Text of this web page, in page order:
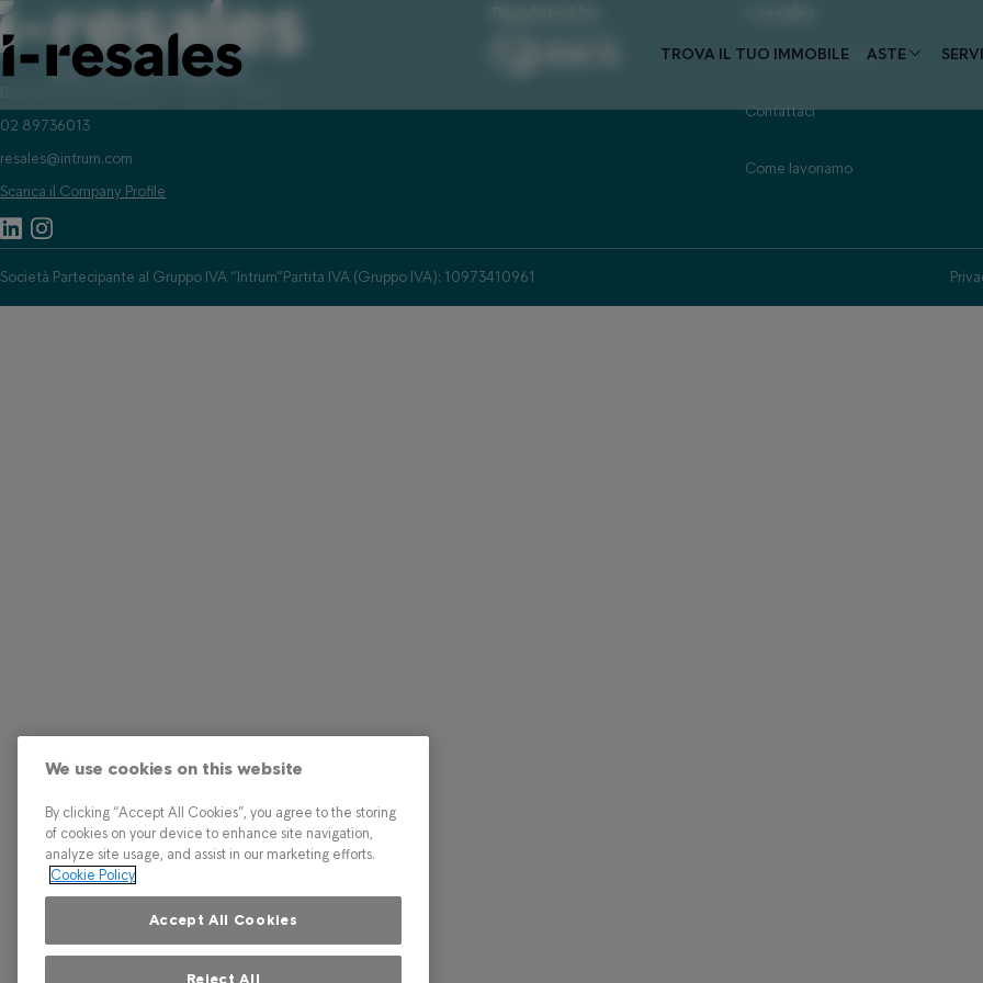
TROVA IL TUO IMMOBILE ASTE
02 89736013
resales@intrum.com
Scarica il Company Profile
Trova il tuo immobile
Contattaci
Come lavoriamo
Società Partecipante al Gruppo IVA “Intrum”Partita IVA (Gruppo IVA): 10973410961
We use cookies on this website
By clicking “Accept All Cookies”, you agree to the storing
of cookies on your device to enhance site navigation,
analyze site usage, and assist in our marketing efforts.
Cookie Policy
Accept All Cookies
Reject All